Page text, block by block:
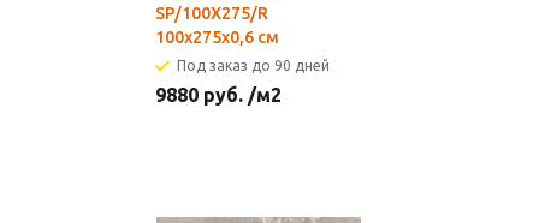
SP/100X275/R
100x275x0,6 см
Под заказ до 90 дней
9880 руб. /м2